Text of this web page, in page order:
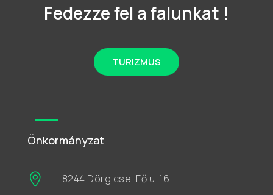
Fedezze fel a falunkat !
TURIZMUS
Önkormányzat
 8244 Dörgicse, Fő u. 16.